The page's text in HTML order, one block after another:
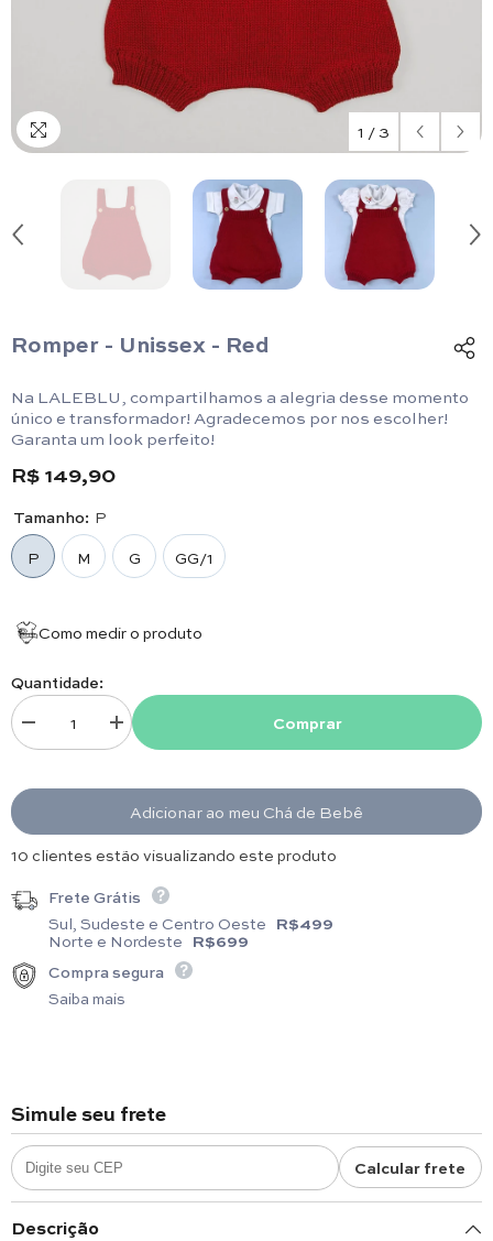
1 /3
Romper - Unissex - Red
Na LALEBLU, compartilhamos a alegria desse momento
único e transformador! Agradecemos por nos escolher!
Garanta um look perfeito!
R$ 149,90
Tamanho: P
P
M G GG/1
Como medir o produto
Quantidade:
Diminuir quantidade para Romper - Unissex - Red
Aumentar quantidade para Romper - Unissex - Red
Comprar
Adicionar ao meu Chá de Bebê
2 clientes estão visualizando este produto
Frete Grátis
Sul, Sudeste e Centro Oeste R$499
Norte e Nordeste R$699
Compra segura
Saiba mais
Simule seu frete
Calcular frete
Descrição